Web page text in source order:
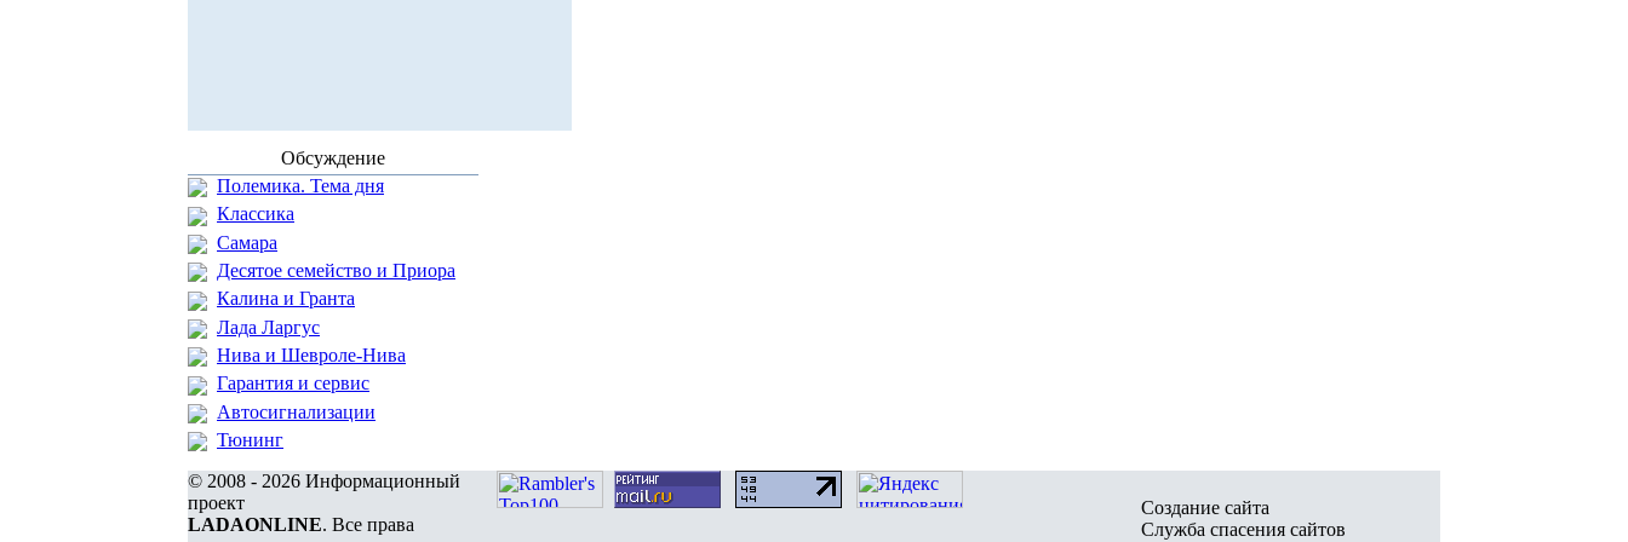
Обсуждение
Полемика. Тема дня
Классика
Самара
Десятое семейство и Приора
Калина и Гранта
Лада Ларгус
Нива и Шевроле-Нива
Гарантия и сервис
Автосигнализации
Тюнинг
© 2008 - 2026 Информационный
проект
LADAONLINE. Все права
Создание сайта
Служба спасения сайтов